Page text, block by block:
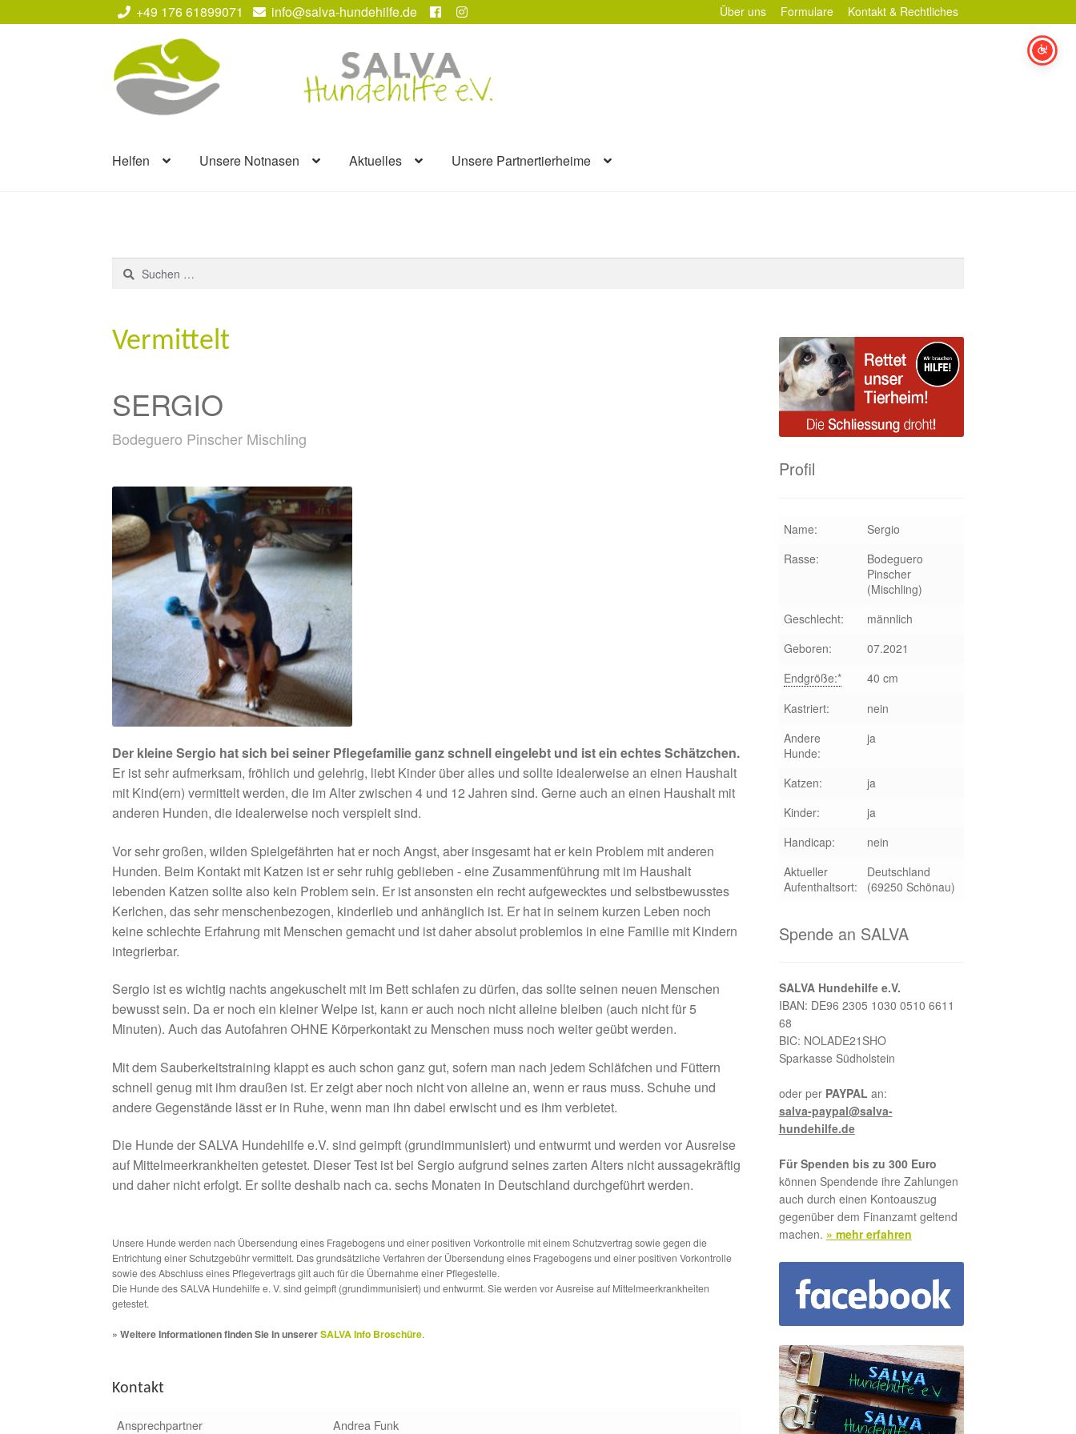
+49 176 61899071 info@salva-hundehilfe.de Über uns Formulare Kontakt & Rechtliches
Navigation
springen
Zum
Inhalt
springen
Helfen Unsere Notnasen Aktuelles Unsere Partnertierheime
Suchen
nach:
Vermittelt
SERGIO
Bodeguero Pinscher Mischling
Der kleine Sergio hat sich bei seiner Pflegefamilie ganz schnell eingelebt und ist ein echtes Schätzchen.
Er ist sehr aufmerksam, fröhlich und gelehrig, liebt Kinder über alles und sollte idealerweise an einen Haushalt
mit Kind(ern) vermittelt werden, die im Alter zwischen 4 und 12 Jahren sind. Gerne auch an einen Haushalt mit
anderen Hunden, die idealerweise noch verspielt sind.
Vor sehr großen, wilden Spielgefährten hat er noch Angst, aber insgesamt hat er kein Problem mit anderen
Hunden. Beim Kontakt mit Katzen ist er sehr ruhig geblieben - eine Zusammenführung mit im Haushalt
lebenden Katzen sollte also kein Problem sein. Er ist ansonsten ein recht aufgewecktes und selbstbewusstes
Kerlchen, das sehr menschenbezogen, kinderlieb und anhänglich ist. Er hat in seinem kurzen Leben noch
keine schlechte Erfahrung mit Menschen gemacht und ist daher absolut problemlos in eine Familie mit Kindern
integrierbar.
Sergio ist es wichtig nachts angekuschelt mit im Bett schlafen zu dürfen, das sollte seinen neuen Menschen
bewusst sein. Da er noch ein kleiner Welpe ist, kann er auch noch nicht alleine bleiben (auch nicht für 5
Minuten). Auch das Autofahren OHNE Körperkontakt zu Menschen muss noch weiter geübt werden.
Mit dem Sauberkeitstraining klappt es auch schon ganz gut, sofern man nach jedem Schläfchen und Füttern
schnell genug mit ihm draußen ist. Er zeigt aber noch nicht von alleine an, wenn er raus muss. Schuhe und
andere Gegenstände lässt er in Ruhe, wenn man ihn dabei erwischt und es ihm verbietet.
Die Hunde der SALVA Hundehilfe e.V. sind geimpft (grundimmunisiert) und entwurmt und werden vor Ausreise
auf Mittelmeerkrankheiten getestet. Dieser Test ist bei Sergio aufgrund seines zarten Alters nicht aussagekräftig
und daher nicht erfolgt. Er sollte deshalb nach ca. sechs Monaten in Deutschland durchgeführt werden.
Unsere Hunde werden nach Übersendung eines Fragebogens und einer positiven Vorkontrolle mit einem Schutzvertrag sowie gegen die
Entrichtung einer Schutzgebühr vermittelt. Das grundsätzliche Verfahren der Übersendung eines Fragebogens und einer positiven Vorkontrolle
sowie des Abschluss eines Pflegevertrags gilt auch für die Übernahme einer Pflegestelle.
Die Hunde des SALVA Hundehilfe e. V. sind geimpft (grundimmunisiert) und entwurmt. Sie werden vor Ausreise auf Mittelmeerkrankheiten
getestet.
» Weitere Informationen finden Sie in unsererSALVA Info Broschüre.
Kontakt
Ansprechpartner
Andrea Funk
Profil
Name:
Sergio
Rasse:
Bodeguero
Pinscher
(Mischling)
Geschlecht:
männlich
Geboren:
07.2021
Endgröße:*
40 cm
Kastriert:
nein
Andere
Hunde:
ja
Katzen:
ja
Kinder:
ja
Handicap:
nein
Aktueller
Aufenthaltsort:
Deutschland
(69250 Schönau)
Spende an SALVA
SALVA Hundehilfe e.V.
IBAN: DE96 2305 1030 0510 6611
68
BIC: NOLADE21SHO
Sparkasse Südholstein
oder per PAYPAL an:
salva-paypal@salva-
hundehilfe.de
Für Spenden bis zu 300 Euro
können Spendende ihre Zahlungen
auch durch einen Kontoauszug
gegenüber dem Finanzamt geltend
machen. » mehr erfahren